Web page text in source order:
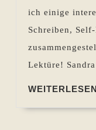
ich einige
Schreiben,
Lektüre!